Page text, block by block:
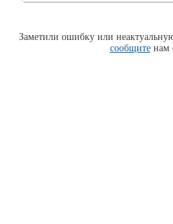
Заметили ошибку или
сообщитенам